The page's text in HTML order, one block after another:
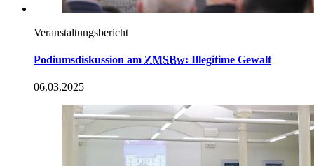
Veranstaltungsbericht
Podiumsdiskussion am ZMSBw: Illegitime Gewalt
06.03.2025